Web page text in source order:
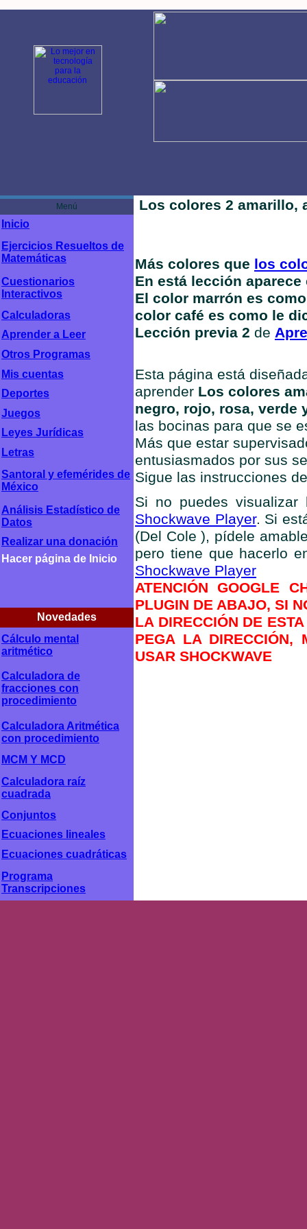
Los colores 2 amarillo,
Más colores que los
En está lección
El color marrón es
color café es como le
Lección previa 2 de
Esta página está
aprender Los colores
negro, rojo, rosa, verde
las bocinas para que se
Más que estar
entusiasmados por sus
Sigue las instrucciones
Si no puedes visualizar
Shockwave Player. Si
(Del Cole ), pídele
pero tiene que hacerlo
Shockwave Player
ATENCIÓN GOOGLE
PLUGIN DE ABAJO, SI
LA DIRECCIÓN DE
PEGA LA DIRECCIÓN,
USAR SHOCKWAVE
Menú
Inicio
Ejercicios Resueltos de
Matemáticas
Cuestionarios
Interactivos
Calculadoras
Aprender a Leer
Otros Programas
Mis cuentas
Deportes
Juegos
Leyes Jurídicas
Letras
Santoral y efemérides de
México
Análisis Estadístico de
Datos
Realizar una donación
Hacer página de Inicio
Novedades
Cálculo mental
aritmético
Calculadora de
fracciones con
procedimiento
Calculadora Aritmética
con procedimiento
MCM Y MCD
Calculadora raíz
cuadrada
Conjuntos
Ecuaciones lineales
Ecuaciones cuadráticas
Programa
Transcripciones